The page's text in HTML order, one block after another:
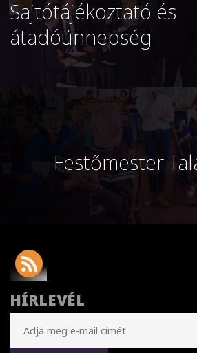
Sajtótájékoztató és
átadóünnepség
Festőmester
HÍRLEVÉL